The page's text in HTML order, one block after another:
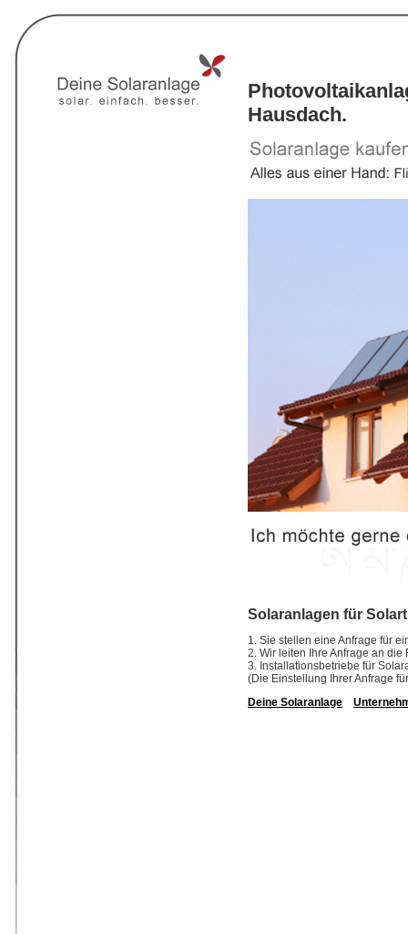
Hausdach.
Solaranlagen für
1. Sie stellen eine Anfrage für
2. Wir leiten Ihre Anfrage an
3. Installationsbetriebe für
(Die Einstellung Ihrer Anfrage
Deine Solaranlage